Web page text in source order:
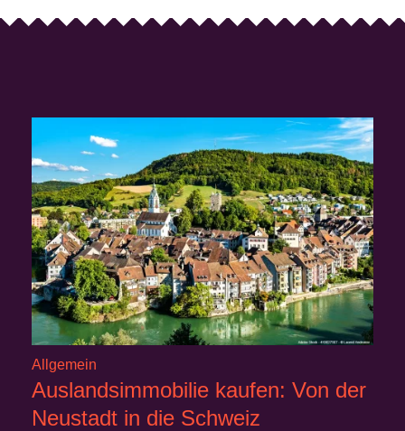
Allgemein
Auslandsimmobilie kaufen: Von der
Neustadt in die Schweiz